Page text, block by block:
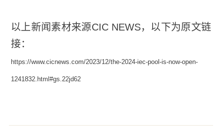
以上新闻素材来源CIC NEWS，以下为原文链
接：
https://www.cicnews.com/2023/12/the-2024-iec-pool-is-now-open-
1241832.html#gs.22jd62